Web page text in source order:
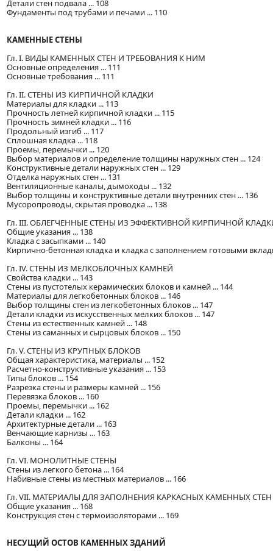
Детали стен подвала ... 108
Фундаменты под трубами и печами ... 110
КАМЕННЫЕ СТЕНЫ
Гл. I. ВИДЫ КАМЕННЫХ СТЕН И ТРЕБОВАНИЯ К НИМ
Основные определения ... 111
Основные требования ... 111
Гл. II. СТЕНЫ ИЗ КИРПИЧНОЙ КЛАДКИ
Материалы для кладки ... 113
Прочность летней кирпичной кладки ... 115
Прочность зимней кладки ... 116
Продольный изгиб ... 117
Сплошная кладка ... 118
Проемы, перемычки ... 120
Выбор материалов и определение толщины наружных стен ... 124
Конструктивные детали наружных стен ... 129
Отделка наружных стен ... 131
Вентиляционные каналы, дымоходы ... 132
Выбор толщины и конструктивные детали внутренних стен ... 136
Мусоропроводы, скрытая проводка ... 138
Гл. III. ОБЛЕГЧЕННЫЕ СТЕНЫ ИЗ ЭФФЕКТИВНОЙ КИРПИЧНОЙ
Общие указания ... 138
Кладка с засыпками ... 140
Кирпично-бетонная кладка и кладка с заполнением готовыми
Гл. IV. СТЕНЫ ИЗ МЕЛКОБЛОЧНЫХ КАМНЕЙ
Свойства кладки ... 143
Стены из пустотелых керамических блоков и камней ... 144
Материалы для легкобетонных блоков ... 146
Выбор толщины стен из легкобетонных блоков ... 147
Детали кладки из искусственных мелких блоков ... 147
Стены из естественных камней ... 148
Стены из саманных и сырцовых блоков ... 150
Гл. V. СТЕНЫ ИЗ КРУПНЫХ БЛОКОВ
Общая характеристика, материалы ... 152
Расчетно-конструктивные указания ... 153
Типы блоков ... 154
Разрезка стены и размеры камней ... 156
Перевязка блоков ... 160
Проемы, перемычки ... 162
Детали кладки ... 162
Архитектурные детали ... 163
Венчающие карнизы ... 163
Балконы ... 164
Гл. VI. МОНОЛИТНЫЕ СТЕНЫ
Стены из легкого бетона ... 164
Набивные стены из местных материалов ... 166
Гл. VII. МАТЕРИАЛЫ ДЛЯ ЗАПОЛНЕНИЯ КАРКАСНЫХ КАМЕННЫХ СТЕН
Общие указания ... 168
Конструкция стен с термоизоляторами ... 169
НЕСУЩИЙ ОСТОВ КАМЕННЫХ ЗДАНИЙ